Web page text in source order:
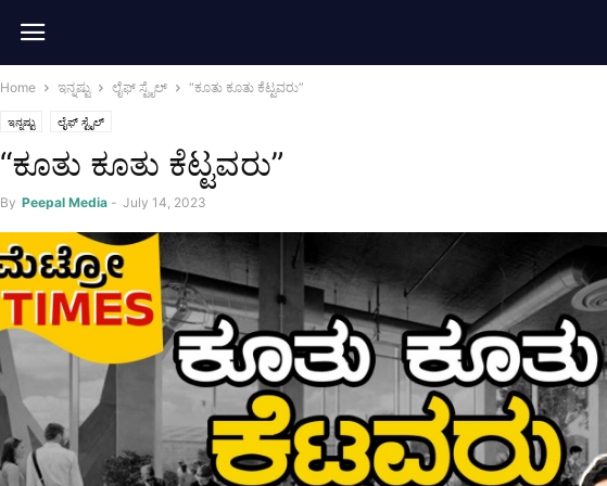
Home ಇನ್ನಷ್ಟು ಲೈಫ್‌ ಸ್ಟೈಲ್‌ “ಕೂತು ಕೂತು ಕೆಟ್ಟವರು”
ಇನ್ನಷ್ಟು ಲೈಫ್‌ ಸ್ಟೈಲ್‌
“ಕೂತು ಕೂತು ಕೆಟ್ಟವರು”
By Peepal Media - July 14, 2023